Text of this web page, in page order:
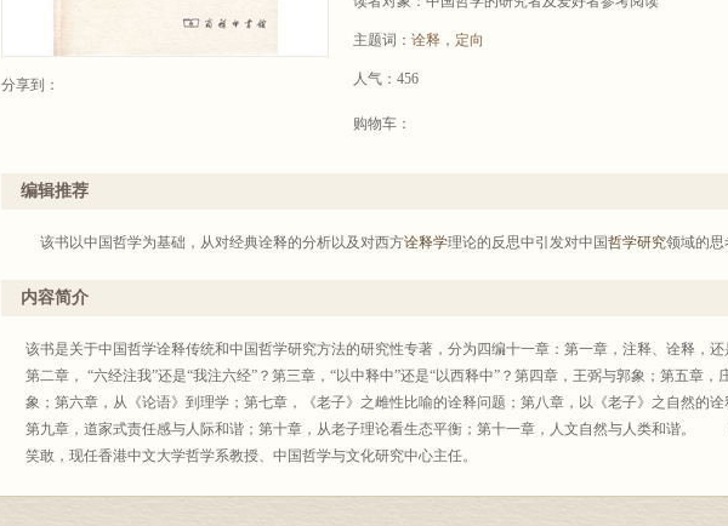
分享到：
主题词： 诠释 ， 定向
人气：456
购物车：
编辑推荐
该书以中国哲学为基础，从对经典诠释的分析以及对西方诠释学理论的反思中引发对中国哲学研究领域的思
内容简介
该书是关于中国哲学诠释传统和中国哲学研究方法的研究性专著，分为四编十一章：第一章，注释、诠释，还
第二章， “六经注我”还是“我注六经”？第三章，“以中释中”还是“以西释中”？第四章，王弼与郭象；第五章，
象；第六章，从《论语》到理学；第七章，《老子》之雌性比喻的诠释问题；第八章，以《老子》之自然的诠
第九章，道家式责任感与人际和谐；第十章，从老子理论看生态平衡；第十一章，人文自然与人类和谐。
笑敢，现任香港中文大学哲学系教授、中国哲学与文化研究中心主任。